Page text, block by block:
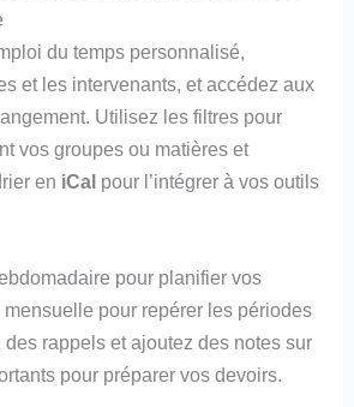
du temps personnalisé,
et les intervenants, et accédez aux
Utilisez les filtres pour
vos groupes ou matières et
en iCal pour l’intégrer à vos outils
pour planifier vos
pour repérer les périodes
des rappels et ajoutez des notes sur
pour préparer vos devoirs.